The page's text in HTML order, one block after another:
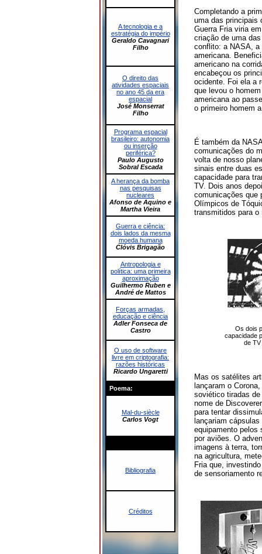
A tecnologia e a
estratégia do império
Geraldo Cavagnari
Filho
O direito das
atividades espaciais
no ano 45 da era
espacial
José Monserrat
Filho
Programa espacial
brasileiro: autonomia
ou inserção
periférica?
Paulo Augusto
Sobral Escada
A herança da bomba
nas pesquisas
nucleares
Afonso de Aquino e
Martha Vieira
Guerra e ciência:
dois lados da mesma
moeda humana
Clóvis Brigagão
Antropologia e
política: uma primeira
aproximação
Guilhermo Ruben e
André de Mattos
Forças armadas,
educação e ciência
Adler Fonseca de
Castro
O uso de software
livre em criptografia:
razões históricas
Ricardo Ungaretti
Poema:
Mal-du-siècle
Carlos Vogt
Bibliografia
Créditos
Completando a
uma das principais
Guerra Fria viria
criação de uma
conflito: a NASA, a
americana.
americano na
encabeçou os
ocidente. Foi ela a
que levou o
americana ao
o primeiro homem
É também da
comunicações do
volta de nosso
sinais entre duas
capacidade para
TV. Dois anos
comunicações que
Olímpicos de
transmitidos para
Os dois
capacidade
de TV
Mas os satélites
lançaram o
soviético tiradas
nome de
para tentar
lançariam
equipamento pelos
por aviões. O
imagens à terra,
na agricultura,
Fria que,
de sensoriamento